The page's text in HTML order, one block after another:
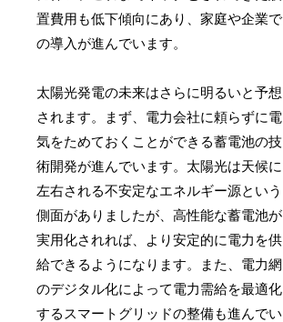
置費用も低下傾向にあり、家庭や企業で
の導入が進んでいます。
太陽光発電の未来はさらに明るいと予想
されます。まず、電力会社に頼らずに電
気をためておくことができる蓄電池の技
術開発が進んでいます。太陽光は天候に
左右される不安定なエネルギー源という
側面がありましたが、高性能な蓄電池が
実用化されれば、より安定的に電力を供
給できるようになります。また、電力網
のデジタル化によって電力需給を最適化
するスマートグリッドの整備も進んでい